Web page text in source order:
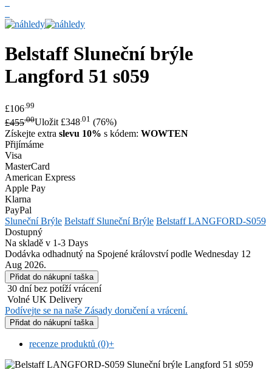
Belstaff Sluneční brýle
Langford 51 s059
£106 .99
£455.00Uložit £348.01 (76%)
Získejte extra slevu 10% s kódem: WOWTEN
Přijímáme
Visa
MasterCard
American Express
Apple Pay
Klarna
PayPal
Sluneční Brýle Belstaff Sluneční Brýle Belstaff LANGFORD-S059
Dostupný
Na skladě v 1-3 Days
Dodávka odhadnutý na Spojené království podle Wednesday 12
Aug 2026.
30 dní bez potíží vrácení
Volné UK Delivery
Podívejte se na naše Zásady doručení a vrácení.
recenze produktů (0)+